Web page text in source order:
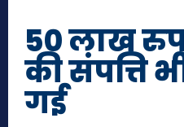
50 लाख
की संपत्ति
गई